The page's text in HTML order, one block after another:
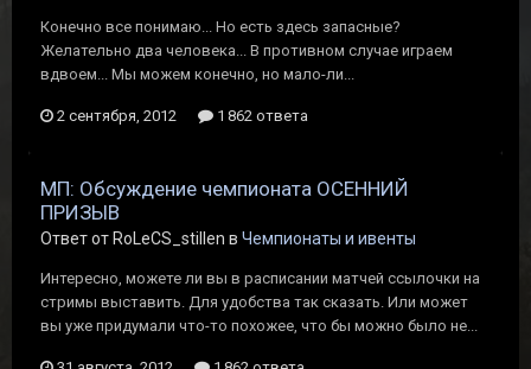
Конечно все понимаю... Но есть здесь запасные?
Желательно два человека... В противном случае играем
вдвоем... Мы можем конечно, но мало-ли...
2 сентября, 2012 1 862 ответа
МП: Обсуждение чемпионата ОСЕННИЙ
ПРИЗЫВ
Ответ от RoLeCS_stillen в Чемпионаты и ивенты
Интересно, можете ли вы в расписании матчей ссылочки на
стримы выставить. Для удобства так сказать. Или может
вы уже придумали что-то похожее, что бы можно было не...